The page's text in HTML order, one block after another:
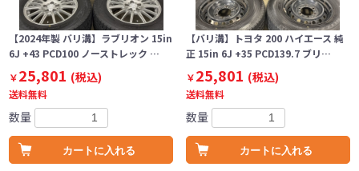
【2024年製 バリ溝】ラブリオン 15in
6J +43 PCD100 ノーストレック …
￥25,801 (税込)
送料無料
数量
カートに入れる
【バリ溝】トヨタ 200 ハイエース 純
正 15in 6J +35 PCD139.7 ブリ…
￥25,801 (税込)
送料無料
数量
カートに入れる